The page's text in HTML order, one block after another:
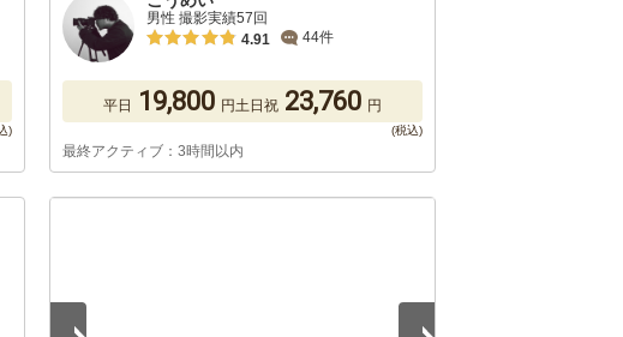
男性 撮影実績57回
4.91
44件
平日 19,800 円土日祝 23,760 円
最終アクティブ：3時間以内